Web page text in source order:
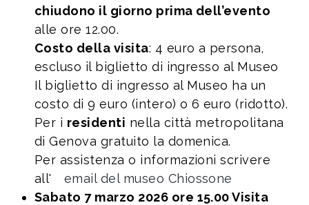
chiudono il giorno prima dell’evento
alle ore 12.00.
Costo della visita: 4 euro a persona,
escluso il biglietto di ingresso al Museo
Il biglietto di ingresso al Museo ha un
costo di 9 euro (intero) o 6 euro (ridotto).
Per i residenti nella città metropolitana
di Genova gratuito la domenica.
Per assistenza o informazioni scrivere
all'
email del museo Chiossone
Sabato 7 marzo 2026 ore 15.00 Visita